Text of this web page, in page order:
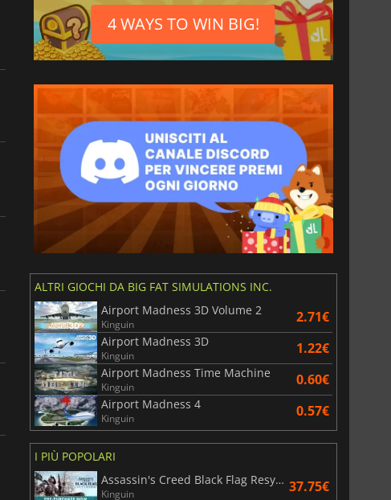
4 WAYS TO WIN BIG!
ALTRI GIOCHI DA BIG FAT SIMULATIONS INC.
Airport Madness 3D Volume 2
Kinguin 2.71€
Airport Madness 3D
Kinguin 1.22€
Airport Madness Time Machine
Kinguin 0.60€
Airport Madness 4
Kinguin 0.57€
I PIÙ POPOLARI
Assassin's Creed Black Flag Resynced
Kinguin 37.75€